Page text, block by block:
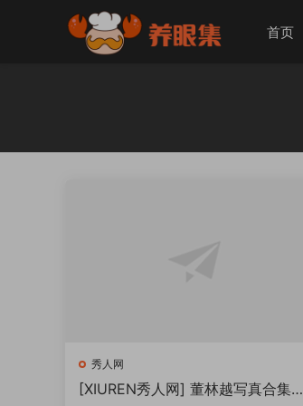
首页
秀人网
[XIUREN秀人网] 董林越写真合集下